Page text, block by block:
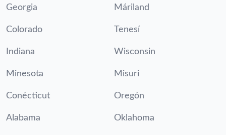
Georgia Máriland
Colorado Tenesí
Indiana Wisconsin
Minesota Misuri
Conécticut Oregón
Alabama Oklahoma